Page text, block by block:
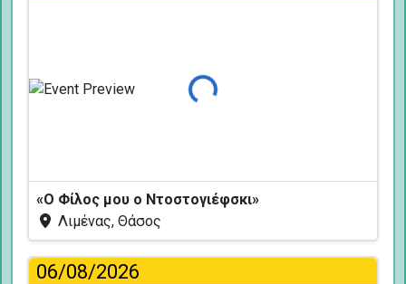
Φόρτωση...
«Ο Φίλος μου ο Ντοστογιέφσκι»
Λιμένας, Θάσος
06/08/2026